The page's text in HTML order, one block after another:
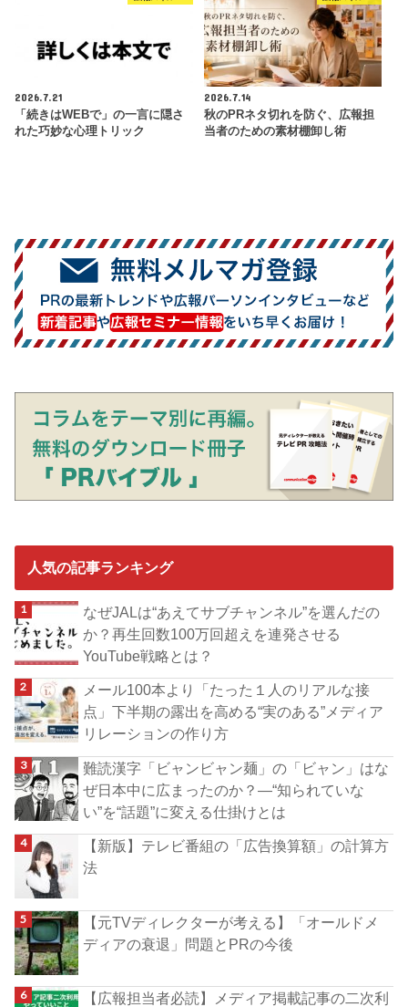
2026.7.21
「続きはWEBで」の一言に隠さ
れた巧妙な心理トリック
2026.7.14
秋のPRネタ切れを防ぐ、広報担
当者のための素材棚卸し術
人気の記事ランキング
なぜJALは“あえてサブチャンネル”を選んだの
か？再生回数100万回超えを連発させる
YouTube戦略とは？
メール100本より「たった１人のリアルな接
点」下半期の露出を高める“実のある”メディア
リレーションの作り方
難読漢字「ビャンビャン麺」の「ビャン」はな
ぜ日本中に広まったのか？―“知られていな
い”を“話題”に変える仕掛けとは
【新版】テレビ番組の「広告換算額」の計算方
法
【元TVディレクターが考える】「オールドメ
ディアの衰退」問題とPRの今後
【広報担当者必読】メディア掲載記事の二次利